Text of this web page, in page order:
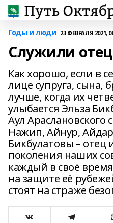
Годы и люди 23 ФЕВРАЛЯ 2021,
Служили
Как хорошо, если в
лице супруга, сына,
лучше, когда их
улыбается Эльза
Аул Араслановского
Нажип, Айнур,
Бикбулатовы – отец
поколения наших
каждый в своё
на защите её
стоят на страже